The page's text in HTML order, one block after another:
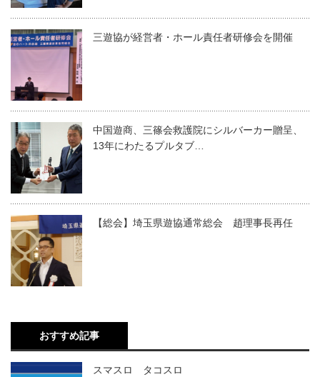
三遊協が経営者・ホール責任者研修会を開催
中国遊商、三篠会救護院にシルバーカー贈呈、
13年にわたるプルタブ…
【総会】埼玉県遊協通常総会 趙理事長再任
おすすめ記事
スマスロ タコスロ